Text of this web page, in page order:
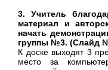
3. Учитель
материал и
начать
группы №3. (Слайд
К доске выходят 3
место за